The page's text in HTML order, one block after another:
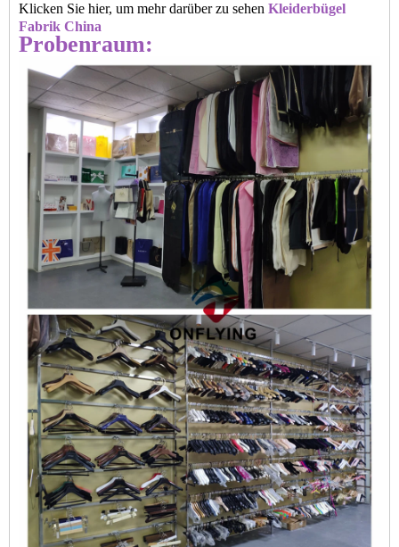
Klicken Sie hier, um mehr darüber zu sehen Kleiderbügel
Fabrik China
Probenraum: